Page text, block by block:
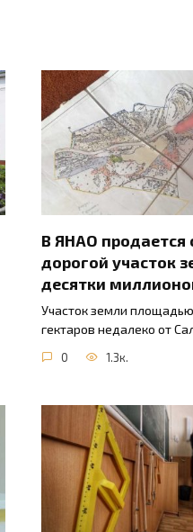
В ЯНАО продается
дорогой участок
десятки
Участок земли площадью
гектаров недалеко от
0 1.3к.